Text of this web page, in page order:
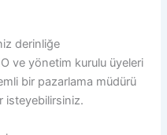
derinliğe
ve yönetim kurulu üyeleri
bir pazarlama müdürü
isteyebilirsiniz.